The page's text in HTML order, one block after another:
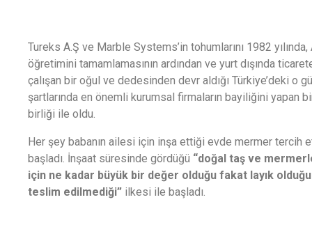
Tureks A.Ş ve Marble Systems’in tohumlarını 1982 yılında,
öğretimini tamamlamasının ardından ve yurt dışında
çalışan bir oğul ve dedesinden devr aldığı Türkiye’deki o
şartlarında en önemli kurumsal firmaların bayiliğini yapan
birliği ile oldu.
Her şey babanın ailesi için inşa ettiği evde mermer tercih
başladı. İnşaat süresinde gördüğü “doğal taş ve
için ne kadar büyük bir değer olduğu fakat layık
teslim edilmediği” ilkesi ile başladı.